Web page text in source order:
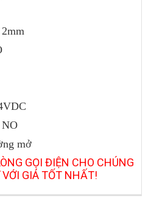
2mm
NO
mở
GỌI ĐIỆN CHO CHÚNG
GIÁ TỐT NHẤT!